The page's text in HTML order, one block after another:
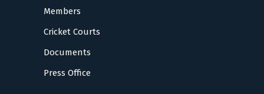
Members
Cricket Courts
Documents
Press Office